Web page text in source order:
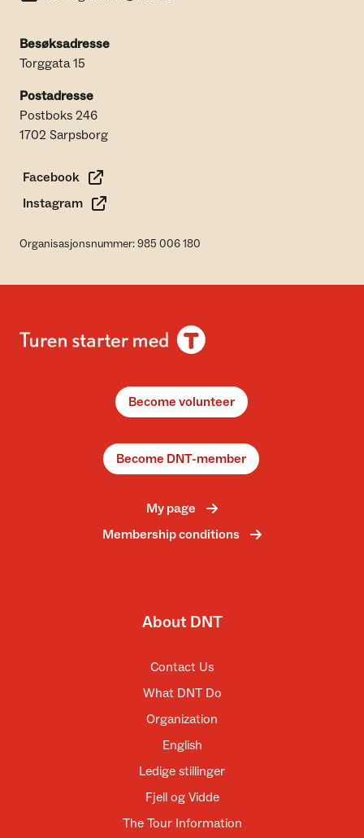
Besøksadresse
Torggata 15
Postadresse
Postboks 246
1702 Sarpsborg
Facebook
Instagram
Organisasjonsnummer: 985 006 180
Become volunteer
Become DNT-member
My page
Membership conditions
About DNT
Contact Us
What DNT Do
Organization
English
Ledige stillinger
Fjell og Vidde
The Tour Information